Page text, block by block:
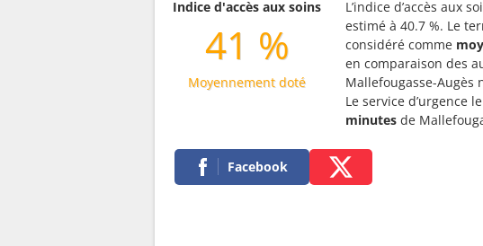
Indice d'accès aux soins
41 %
Moyennement doté
L’indice d’accès aux
estimé à 40.7 %. Le
considéré comme
en comparaison des
Mallefougasse-Augès
Le service d’urgence
minutes de
Facebook